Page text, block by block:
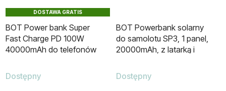
DOSTAWA GRATIS
BOT Power bank Super
Fast Charge PD 100W
40000mAh do telefonów
laptopów
Dostępny
BOT Powerbank solarny
do samolotu SP3, 1 panel,
20000mAh, z latarką i
Dostępny